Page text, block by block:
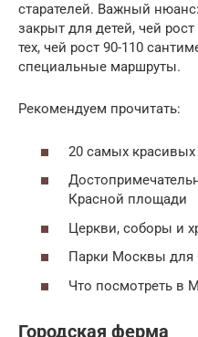
старателей. Важный
закрыт для детей, чей
тех, чей рост 90-110
специальные маршруты.
Рекомендуем прочитать:
20 самых
Красной площади
Церкви, соборы и
Парки Москвы для
Что посмотреть в
Городская ферма